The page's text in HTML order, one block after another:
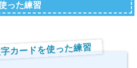
った練習
カードを使った練習